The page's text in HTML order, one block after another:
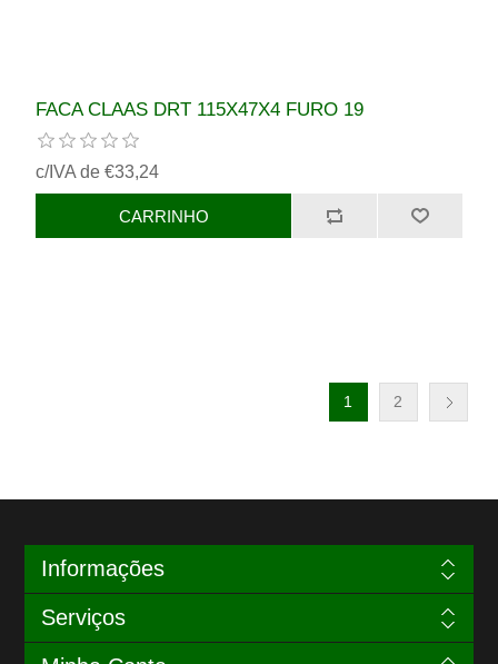
FACA CLAAS DRT 115X47X4 FURO 19
c/IVA de €33,24
1 2
Informações
Serviços